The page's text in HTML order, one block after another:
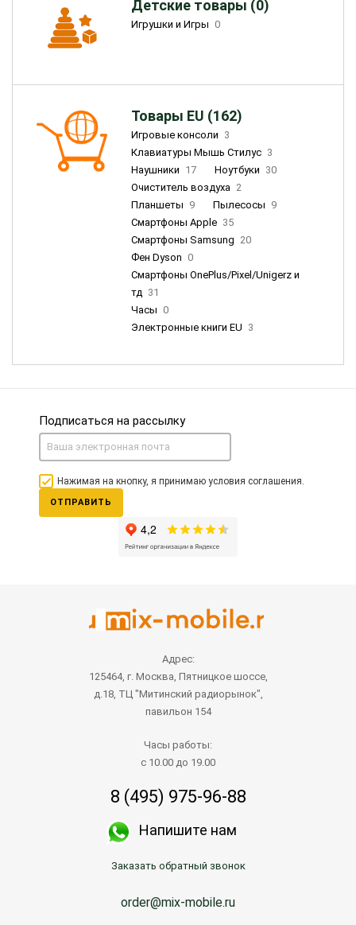
Детские товары (0)
Игрушки и Игры 0
Товары EU (162)
Игровые консоли 3
Клавиатуры Мышь Стилус 3
Наушники 17 Ноутбуки 30
Очиститель воздуха 2
Планшеты 9 Пылесосы 9
Смартфоны Apple 35
Смартфоны Samsung 20
Фен Dyson 0
Смартфоны OnePlus/Pixel/Unigerz и
тд 31
Часы 0
Электронные книги EU 3
Подписаться на рассылку
Нажимая на кнопку, я принимаю условия соглашения.
ОТПРАВИТЬ
Адрес:
125464, г. Москва, Пятницкое шоссе,
д.18, ТЦ "Митинский радиорынок",
павильон 154
Часы работы:
с 10.00 до 19.00
8 (495) 975-96-88
Напишите нам
Заказать обратный звонок
order@mix-mobile.ru